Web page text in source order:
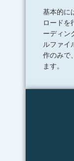
基本的に
ロードを
ーディン
ルファイ
作のみで
ます。